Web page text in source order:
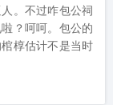
。不过咋包公祠
？呵呵。包公的
椁估计不是当时